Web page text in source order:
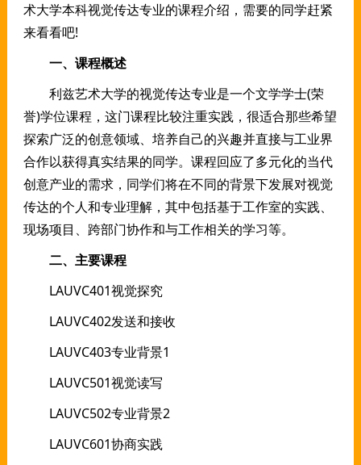
术大学本科视觉传达专业的课程介绍，需要的同学赶紧
来看看吧!
一、课程概述
利兹艺术大学的视觉传达专业是一个文学学士(荣
誉)学位课程，这门课程比较注重实践，很适合那些希望
探索广泛的创意领域、培养自己的兴趣并直接与工业界
合作以获得真实结果的同学。课程回应了多元化的当代
创意产业的需求，同学们将在不同的背景下发展对视觉
传达的个人和专业理解，其中包括基于工作室的实践、
现场项目、跨部门协作和与工作相关的学习等。
二、主要课程
LAUVC401视觉探究
LAUVC402发送和接收
LAUVC403专业背景1
LAUVC501视觉读写
LAUVC502专业背景2
LAUVC601协商实践